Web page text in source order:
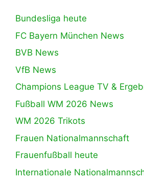
Bundesliga heute
FC Bayern München News
BVB News
VfB News
Champions League TV &
Fußball WM 2026 News
WM 2026 Trikots
Frauen Nationalmannschaft
Frauenfußball heute
Internationale